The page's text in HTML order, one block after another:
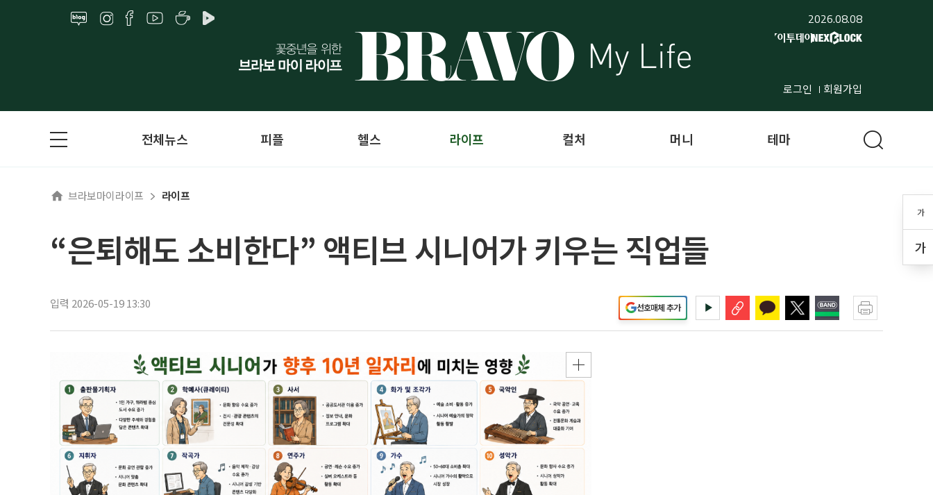
2026.08.08
로그인 회원가입
가
가
전체뉴스 피플 헬스 라이프 컬처 머니 테마
브라보마이라이프 라이프
“은퇴해도 소비한다” 액티브 시니어가 키우는 직업들
입력 2026-05-19 13:30 선호매체 추가